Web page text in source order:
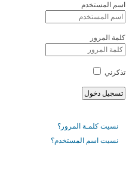
اسم المستخدم
كلمة المرور
تذكرني
نسيت كلمـة المرور؟
نسيت اسم المستخدم؟